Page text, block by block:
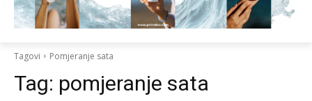
Tagovi Pomjeranje sata
Tag: pomjeranje sata